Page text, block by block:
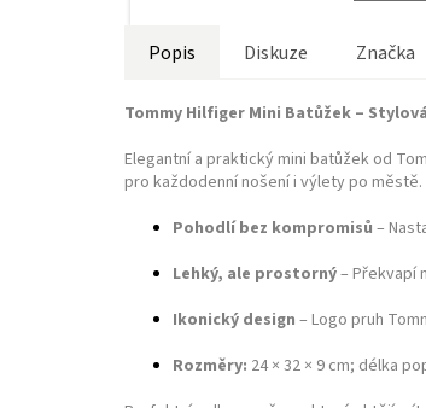
Popis Diskuze Značka
Tommy Hilfiger Mini Batůžek –
Elegantní a praktický mini batůžek od
pro každodenní nošení i výlety po městě.
Pohodlí bez kompromisů –
Lehký, ale prostorný– Překvapí
Ikonický design – Logo pruh
Rozměry: 24 × 32 × 9 cm; délka